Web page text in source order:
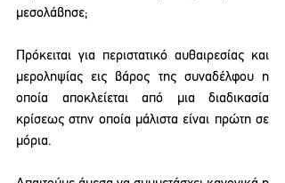
μεσολάβησε;
Πρόκειται για περιστατικό αυθαιρεσίας και
μεροληψίας εις βάρος της συναδέλφου η
οποία αποκλείεται από μια διαδικασία
κρίσεως στην οποία μάλιστα είναι πρώτη σε
μόρια.